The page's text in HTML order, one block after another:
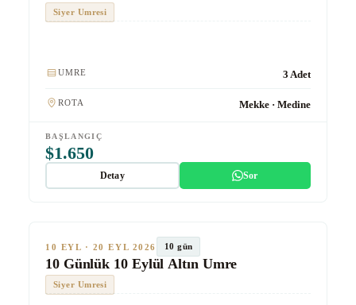
Siyer Umresi
UMRE 3 Adet
ROTA Mekke · Medine
BAŞLANGIÇ
$1.650
Detay Sor
10 EYL · 20 EYL 2026 10 gün
10 Günlük 10 Eylül Altın Umre
Siyer Umresi